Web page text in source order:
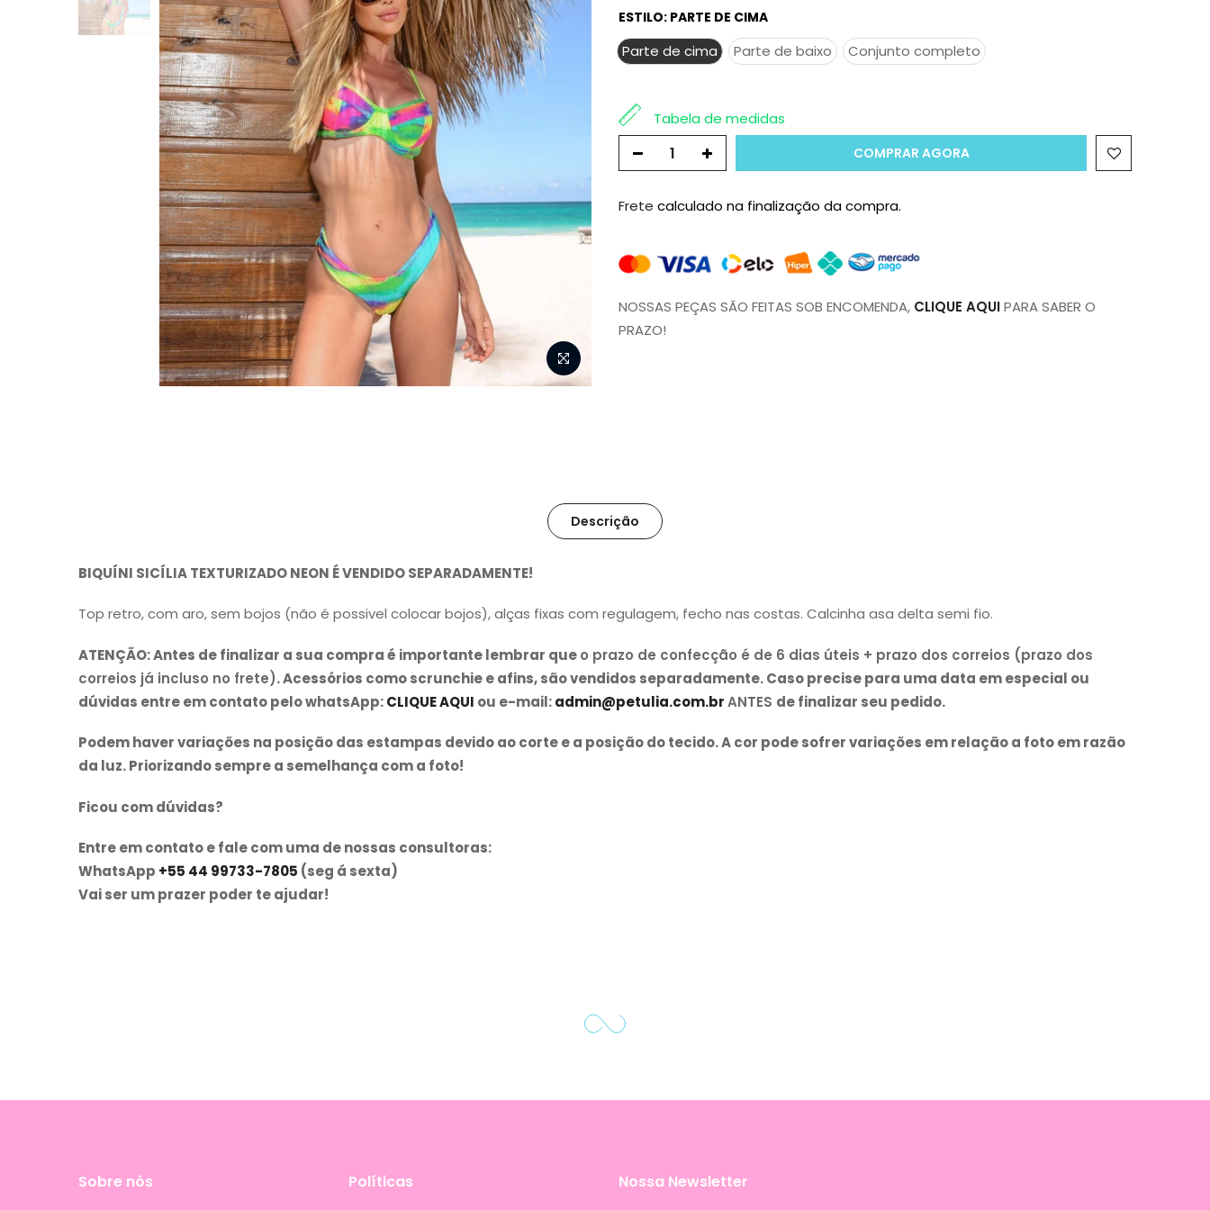
ESTILO: PARTE DE CIMA
Parte de cima Parte de baixo Conjunto completo
Tabela de medidas
COMPRAR AGORA
Frete calculado na finalização da compra.
NOSSAS PEÇAS SÃO FEITAS SOB ENCOMENDA, CLIQUE AQUIPARA SABER O
PRAZO!
Descrição
BIQUÍNI SICÍLIA TEXTURIZADO NEON É VENDIDO SEPARADAMENTE!
Top retro, com aro, sem bojos (não é possivel colocar bojos), alças fixas com regulagem, fecho nas costas. Calcinha asa delta semi fio.
ATENÇÃO:Antes de finalizar a sua compra é importante lembrar queo prazo de confecção é de 6 dias úteis + prazo dos correios (prazo dos
correios já incluso no frete). Acessórios como scrunchie e afins, são vendidos separadamente. Caso precise para uma data em especial ou
dúvidas entre em contato pelo whatsApp:CLIQUE AQUI ou e-mail:admin@petulia.com.brANTES de finalizar seu pedido.
Podem haver variações na posição das estampas devido ao corte e a posição do tecido. A cor pode sofrer variações em relação a foto em razão
da luz. Priorizando sempre a semelhança com a foto!
Ficou com dúvidas?
Entre em contato e fale com uma de nossas consultoras:
WhatsApp +55 44 99733-7805 (seg á sexta)
Vai ser um prazer poder te ajudar!
Sobre nós Políticas Nossa Newsletter